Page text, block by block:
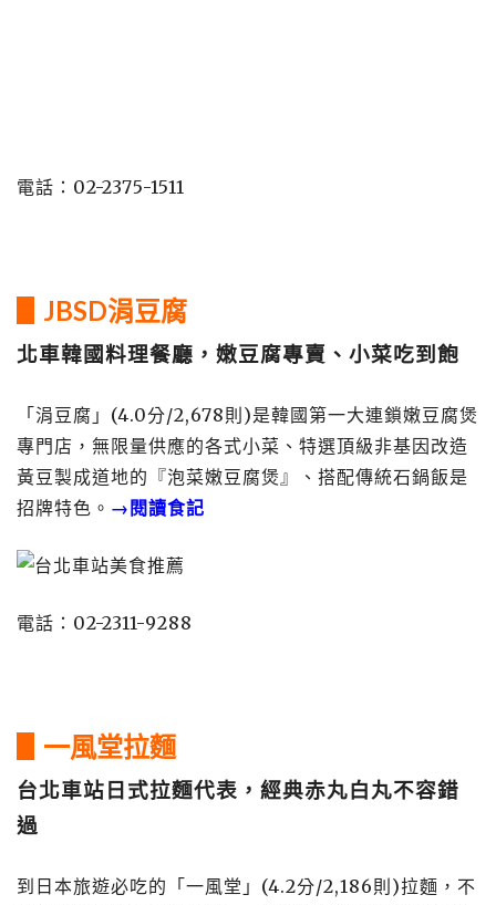
電話：02-2375-1511
▋JBSD涓豆腐
北車韓國料理餐廳，嫩豆腐專賣、小菜吃到飽
「涓豆腐」(4.0分/2,678則)是韓國第一大連鎖嫩豆腐煲
專門店，無限量供應的各式小菜、特選頂級非基因改造
黃豆製成道地的『泡菜嫩豆腐煲』、搭配傳統石鍋飯是
招牌特色。 →閱讀食記
電話：02-2311-9288
▋一風堂拉麵
台北車站日式拉麵代表，經典赤丸白丸不容錯
過
到日本旅遊必吃的「一風堂」(4.2分/2,186則)拉麵，不